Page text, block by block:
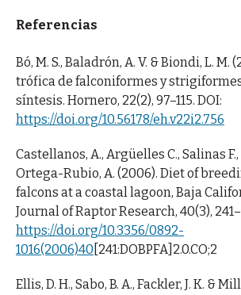
Referencias
Bó, M. S., Baladrón, A. V. & Biondi, L. M.
trófica de falconiformes y
síntesis. Hornero, 22(2), 97–115. DOI:
https://doi.org/10.56178/eh.v22i2.756
Castellanos, A., Argüelles C., Salinas
Ortega-Rubio, A. (2006). Diet of
falcons at a coastal lagoon, Baja
Journal of Raptor Research, 40(3),
https://doi.org/10.3356/0892-
1016(2006)40 [241:DOBPFA]2.0.CO;2
Ellis, D. H., Sabo, B. A., Fackler, J. K. &